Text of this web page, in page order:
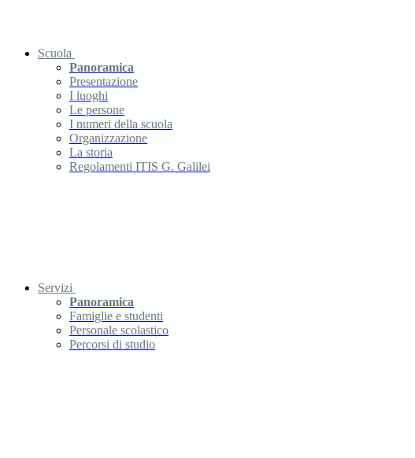
Scuola
Panoramica
Presentazione
I luoghi
Le persone
I numeri della scuola
Organizzazione
La storia
Regolamenti ITIS G. Galilei
Servizi
Panoramica
Famiglie e studenti
Personale scolastico
Percorsi di studio